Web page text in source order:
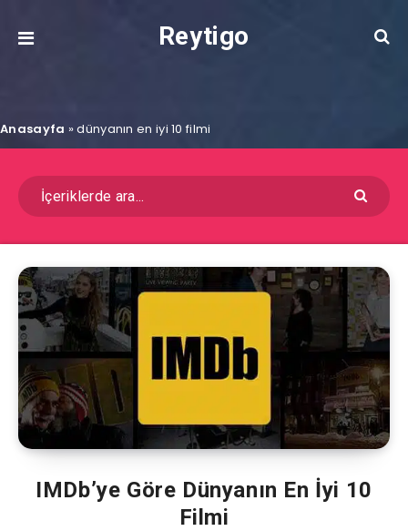
Reytigo
Anasayfa »dünyanın en iyi 10 filmi
IMDb’ye Göre Dünyanın En İyi 10
Filmi